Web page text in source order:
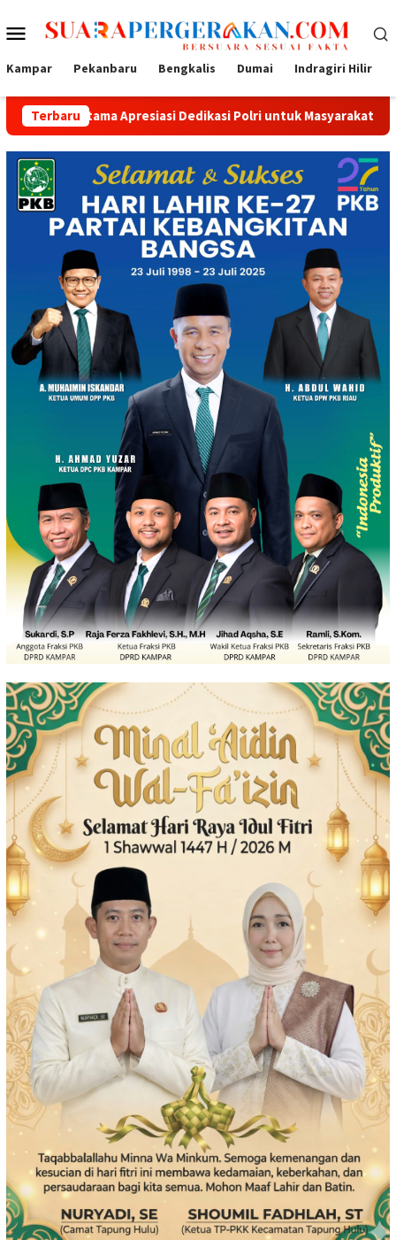
ke
Menu
Mobile
Kampar Pekanbaru Bengkalis Dumai Indragiri Hilir
TerbaruDedikasi Polri untuk Masyarakat Tak Sekadar